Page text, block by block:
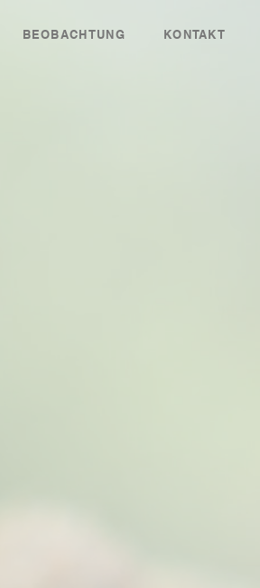
BEOBACHTUNG KONTAKT